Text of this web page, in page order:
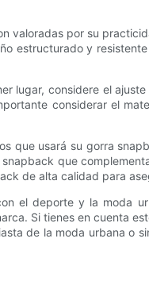
valoradas por su
estructurado y
lugar, considere el
considerar el
que usará su gorra
que
de alta calidad para
el deporte y la moda
Si tienes en cuenta
de la moda urbana o